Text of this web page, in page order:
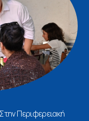
Περιφερειακή